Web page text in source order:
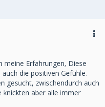
meine Erfahrungen, Diese
die positiven Gefühle.
gesucht, zwischendurch auch
aber alle immer